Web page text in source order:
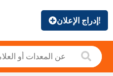
إدراج الإعلان!